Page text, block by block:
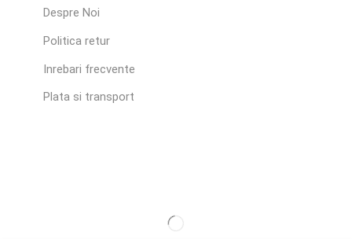
Despre Noi
Politica retur
Inrebari frecvente
Plata si transport